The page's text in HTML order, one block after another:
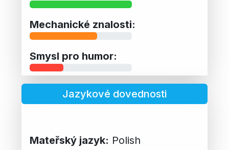
Mechanické znalosti:
Smysl pro humor:
Jazykové dovednosti
Mateřský jazyk: Polish